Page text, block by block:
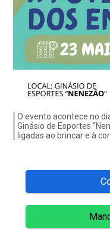
O evento acontece no
Ginásio de Esportes
ligadas ao brincar e à